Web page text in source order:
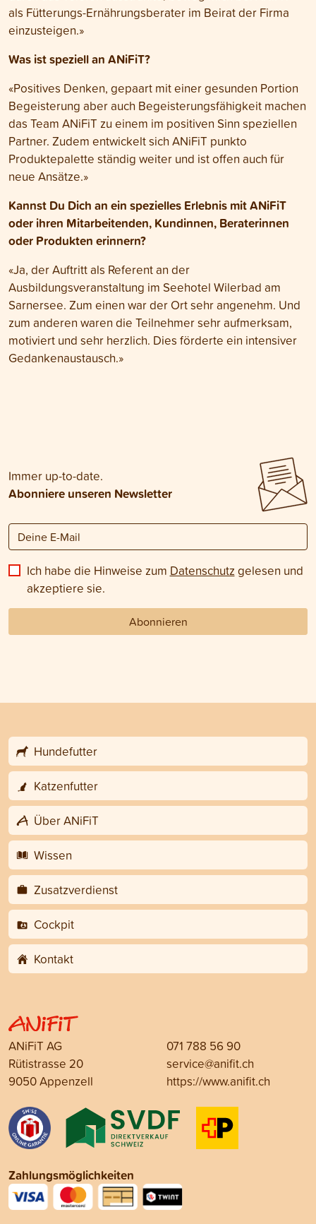
als Fütterungs-Ernährungsberater im Beirat der Firma
einzusteigen.»
Was ist speziell an ANiFiT?
«Positives Denken, gepaart mit einer gesunden Portion
Begeisterung aber auch Begeisterungsfähigkeit machen
das Team ANiFiT zu einem im positiven Sinn speziellen
Partner. Zudem entwickelt sich ANiFiT punkto
Produktepalette ständig weiter und ist offen auch für
neue Ansätze.»
Kannst Du Dich an ein spezielles Erlebnis mit ANiFiT
oder ihren Mitarbeitenden, Kundinnen, Beraterinnen
oder Produkten erinnern?
«Ja, der Auftritt als Referent an der
Ausbildungsveranstaltung im Seehotel Wilerbad am
Sarnersee. Zum einen war der Ort sehr angenehm. Und
zum anderen waren die Teilnehmer sehr aufmerksam,
motiviert und sehr herzlich. Dies förderte ein intensiver
Gedankenaustausch.»
Immer up-to-date.
Abonniere unseren Newsletter
Ich habe die Hinweise zum Datenschutz gelesen und
akzeptiere sie.
Abonnieren
Hundefutter
Katzenfutter
Über ANiFiT
Wissen
Zusatzverdienst
Cockpit
Kontakt
ANiFiT AG
Rütistrasse 20
9050 Appenzell
071 788 56 90
service@anifit.ch
https://www.anifit.ch
Zahlungsmöglichkeiten